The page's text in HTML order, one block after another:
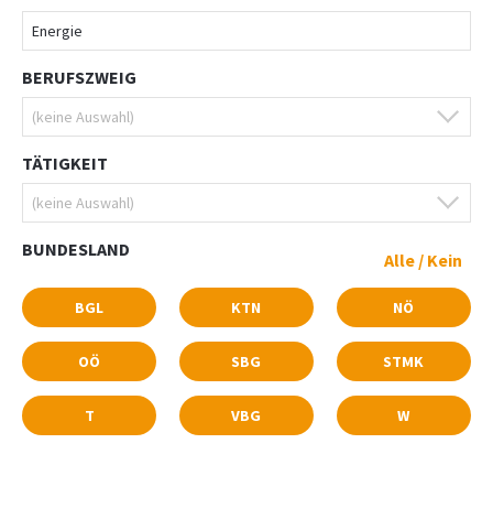
BERUFSZWEIG
TÄTIGKEIT
BUNDESLAND
BGL KTN NÖ
OÖ SBG STMK
T VBG W
Alle / Kein